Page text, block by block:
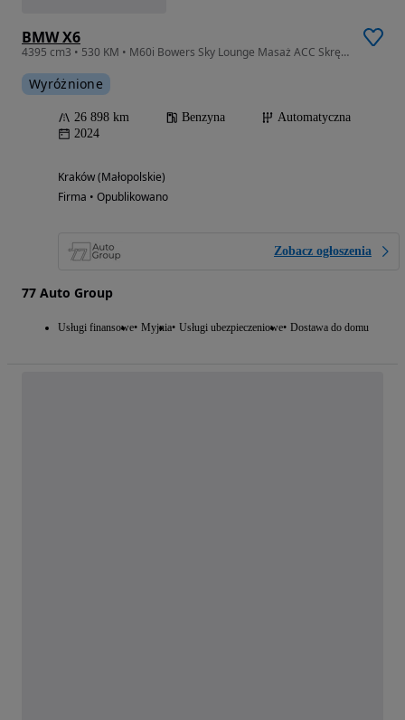
BMW X6
4395 cm3 • 530 KM • M60i Bowers Sky Lounge Masaż ACC Skrętna Oś HeadUP 360 Gwarancja FV23%
Wyróżnione
26 898 km Benzyna
Automatyczna
2024
Kraków (Małopolskie)
Firma • Opublikowano
Zobacz ogłoszenia
77 Auto Group
Usługi finansowe Myjnia Usługi ubezpieczeniowe Dostawa do domu